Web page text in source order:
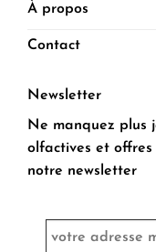
À propos
Contact
Newsletter
Ne manquez plus
olfactives et offres
notre newsletter